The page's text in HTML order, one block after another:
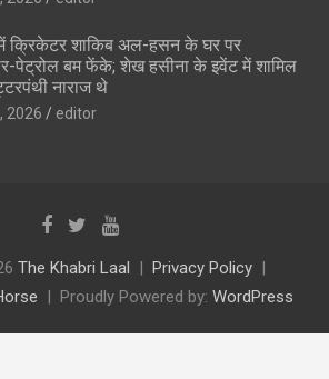
में क्रिकेटर शाकिब अल-हसन के घर पर
पेट्रोल बम फेंके; शेख हसीना के इवेंट में शामिल
नाराज थे
2026 editor
The Khabri Laal
Privacy Policy
Proudly Powered by: WordPress